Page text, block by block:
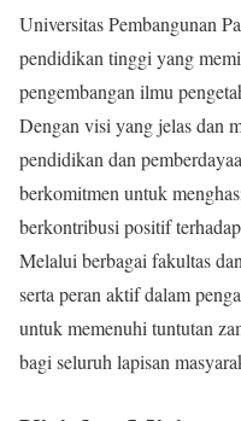
Universitas Pembangunan
pendidikan tinggi yang
pengembangan ilmu
Dengan visi yang jelas dan
pendidikan dan
berkomitmen untuk
berkontribusi positif
Melalui berbagai fakultas
serta peran aktif dalam
untuk memenuhi tuntutan
bagi seluruh lapisan